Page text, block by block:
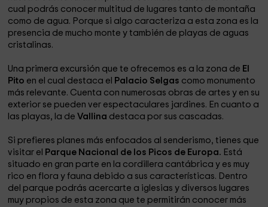
cual podrás conocer multitud de lugares tanto de montaña
como de agua. Porque si algo caracteriza a esta zona es la
presencia de mucho monte y también de playas de aguas
cristalinas.
Una primera excursión que te ofrecemos es a la zona de El
Pito en el cual destaca el Palacio Selgas como monumento
más relevante. Cuenta con numerosas obras de artes y en su
exterior se pueden ver espectaculares jardines. En cuanto a
las playas, la deVallina destaca por sus cascadas.
Si prefieres planes más enfocados al senderismo, tienes que
visitar el
Parque Nacional de los Picos de Europa. Está
situado en gran parte en la cordillera cantábrica y es muy
rico en flora y fauna debido a sus características. Dentro
del parque podrás acercarte a iglesias y diversos lugares
muy propios de esta zona que te permitirán conocer más